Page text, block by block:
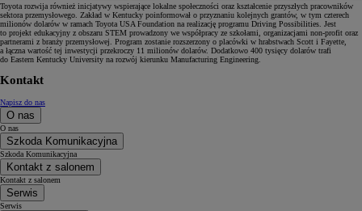
Toyota rozwija również inicjatywy wspierające lokalne społeczności oraz kształcenie przyszłych pracowników
sektora przemysłowego. Zakład w Kentucky poinformował o przyznaniu kolejnych grantów, w tym czterech
milionów dolarów w ramach Toyota USA Foundation na realizację programu Driving Possibilities. Jest
to projekt edukacyjny z obszaru STEM prowadzony we współpracy ze szkołami, organizacjami non-profit oraz
partnerami z branży przemysłowej. Program zostanie rozszerzony o placówki w hrabstwach Scott i Fayette,
a łączna wartość tej inwestycji przekroczy 11 milionów dolarów. Dodatkowo 400 tysięcy dolarów trafi
do Eastern Kentucky University na rozwój kierunku Manufacturing Engineering.
Kontakt
Napisz do nas
O nas
O nas
Szkoda Komunikacyjna
Szkoda Komunikacyjna
Kontakt z salonem
Kontakt z salonem
Serwis
Serwis